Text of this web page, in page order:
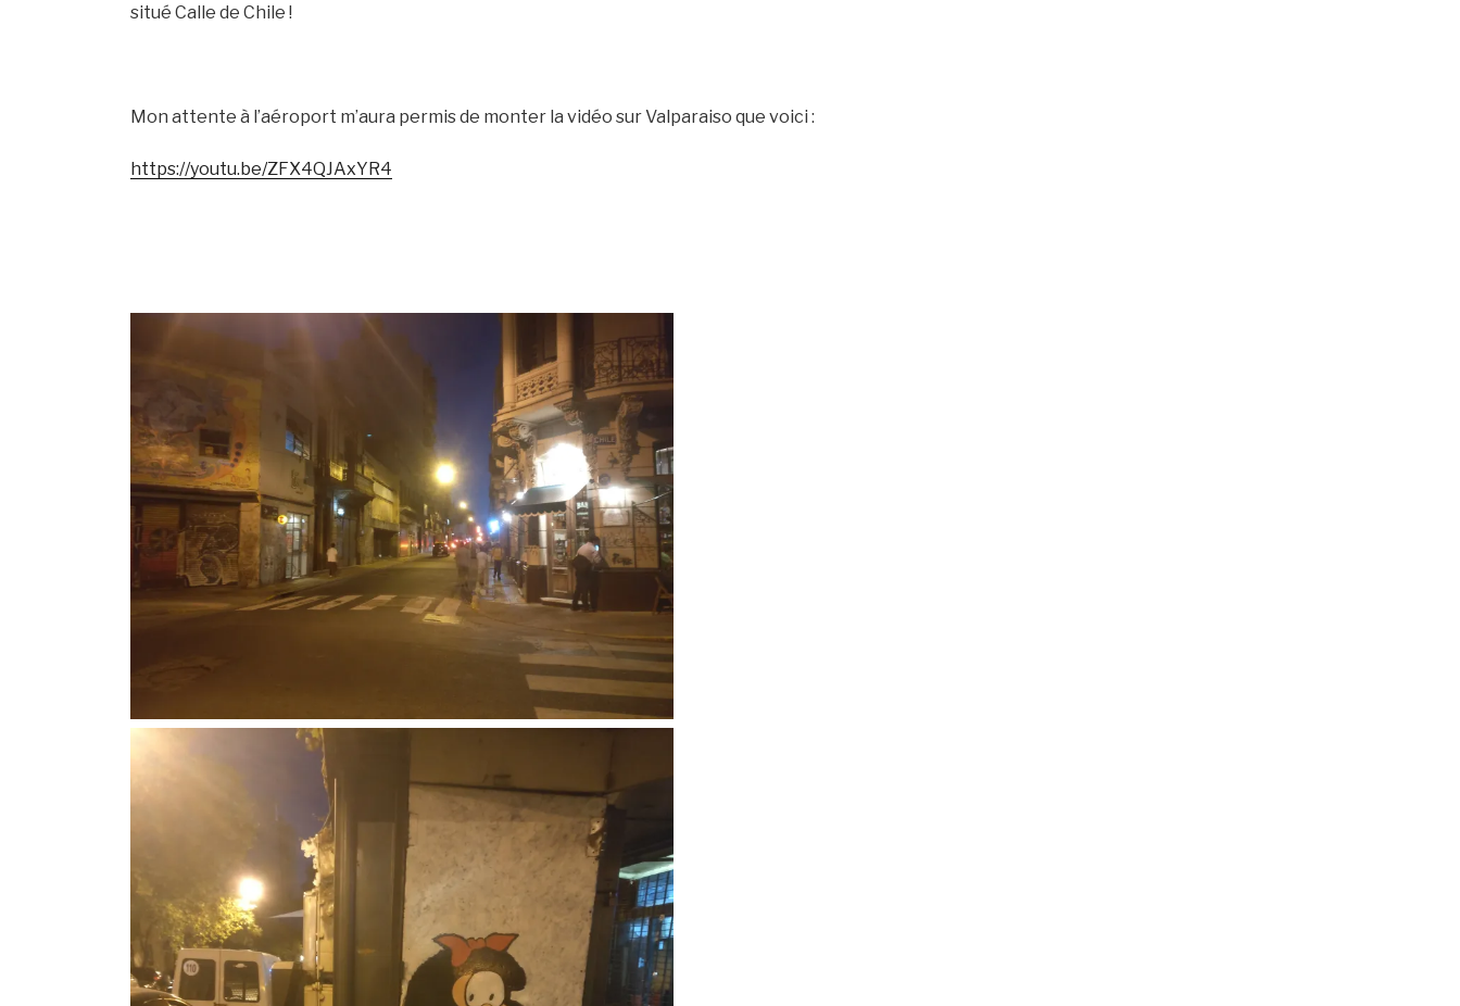
situé Calle de Chile !
Mon attente à l’aéroport m’aura permis de monter la vidéo sur Valparaiso que voici :
https://youtu.be/ZFX4QJAxYR4